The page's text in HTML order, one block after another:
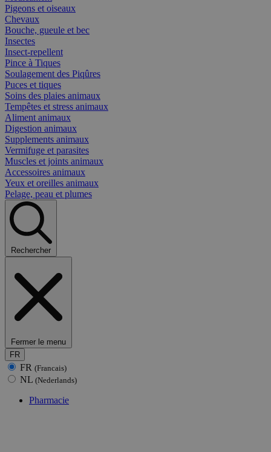
Pigeons et oiseaux
Chevaux
Bouche, gueule et bec
Insectes
Insect-repellent
Pince à Tiques
Soulagement des Piqûres
Puces et tiques
Soins des plaies animaux
Tempêtes et stress animaux
Aliment animaux
Digestion animaux
Supplements animaux
Vermifuge et parasites
Muscles et joints animaux
Accessoires animaux
Yeux et oreilles animaux
Pelage, peau et plumes
Rechercher
Fermer le menu
FR
FR (Francais)
NL (Nederlands)
Pharmacie